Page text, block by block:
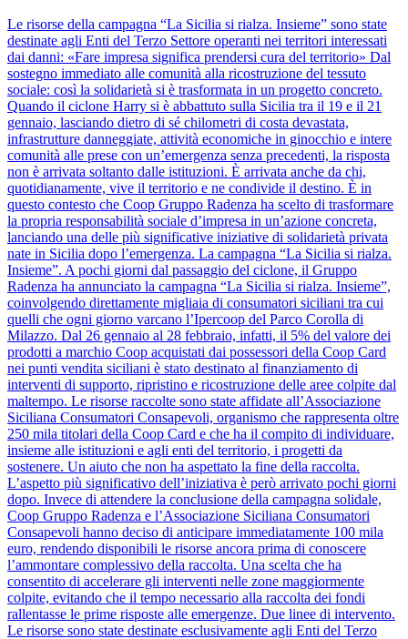
Le risorse della campagna “La Sicilia si rialza. Insieme” sono state
destinate agli Enti del Terzo Settore operanti nei territori interessati
dai danni: «Fare impresa significa prendersi cura del territorio» Dal
sostegno immediato alle comunità alla ricostruzione del tessuto
sociale: così la solidarietà si è trasformata in un progetto concreto.
Quando il ciclone Harry si è abbattuto sulla Sicilia tra il 19 e il 21
gennaio, lasciando dietro di sé chilometri di costa devastata,
infrastrutture danneggiate, attività economiche in ginocchio e intere
comunità alle prese con un’emergenza senza precedenti, la risposta
non è arrivata soltanto dalle istituzioni. È arrivata anche da chi,
quotidianamente, vive il territorio e ne condivide il destino. È in
questo contesto che Coop Gruppo Radenza ha scelto di trasformare
la propria responsabilità sociale d’impresa in un’azione concreta,
lanciando una delle più significative iniziative di solidarietà privata
nate in Sicilia dopo l’emergenza. La campagna “La Sicilia si rialza.
Insieme”. A pochi giorni dal passaggio del ciclone, il Gruppo
Radenza ha annunciato la campagna “La Sicilia si rialza. Insieme”,
coinvolgendo direttamente migliaia di consumatori siciliani tra cui
quelli che ogni giorno varcano l’Ipercoop del Parco Corolla di
Milazzo. Dal 26 gennaio al 28 febbraio, infatti, il 5% del valore dei
prodotti a marchio Coop acquistati dai possessori della Coop Card
nei punti vendita siciliani è stato destinato al finanziamento di
interventi di supporto, ripristino e ricostruzione delle aree colpite dal
maltempo. Le risorse raccolte sono state affidate all’Associazione
Siciliana Consumatori Consapevoli, organismo che rappresenta oltre
250 mila titolari della Coop Card e che ha il compito di individuare,
insieme alle istituzioni e agli enti del territorio, i progetti da
sostenere. Un aiuto che non ha aspettato la fine della raccolta.
L’aspetto più significativo dell’iniziativa è però arrivato pochi giorni
dopo. Invece di attendere la conclusione della campagna solidale,
Coop Gruppo Radenza e l’Associazione Siciliana Consumatori
Consapevoli hanno deciso di anticipare immediatamente 100 mila
euro, rendendo disponibili le risorse ancora prima di conoscere
l’ammontare complessivo della raccolta. Una scelta che ha
consentito di accelerare gli interventi nelle zone maggiormente
colpite, evitando che il tempo necessario alla raccolta dei fondi
rallentasse le prime risposte alle emergenze. Due linee di intervento.
Le risorse sono state destinate esclusivamente agli Enti del Terzo